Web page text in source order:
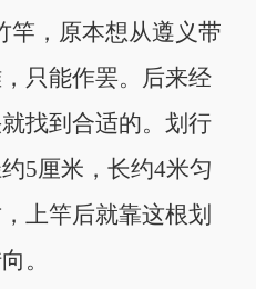
竿，原本想从遵义带
只能作罢。后来经
找到合适的。划行
5厘米，长约4米匀
上竿后就靠这根划
。